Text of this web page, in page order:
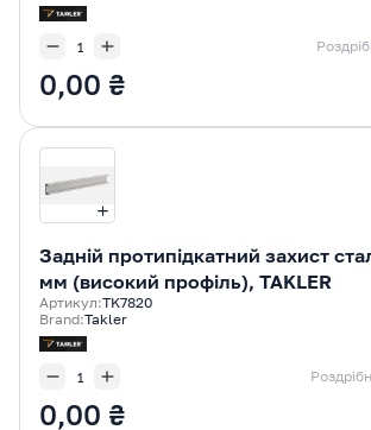
0,00 ₴
Задній протипідкатний захист
мм (високий профіль), TAKLER
Артикул:TK7820
Brand:Takler
0,00 ₴